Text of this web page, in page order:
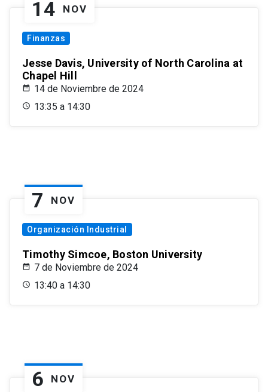
14 NOV
Finanzas
Jesse Davis, University of North Carolina at
Chapel Hill
14 de Noviembre de 2024
13:35 a 14:30
7 NOV
Organización Industrial
Timothy Simcoe, Boston University
7 de Noviembre de 2024
13:40 a 14:30
6 NOV